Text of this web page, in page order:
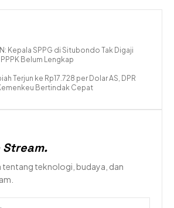
Kepala SPPG di Situbondo Tak Digaji
Belum Lengkap
Terjun ke Rp17.728 per Dolar AS, DPR
Bertindak Cepat
Stream.
tentang teknologi, budaya, dan